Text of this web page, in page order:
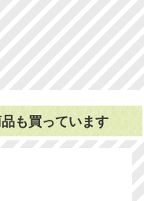
も買っています